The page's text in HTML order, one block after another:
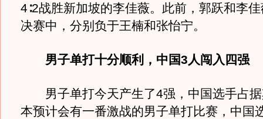
4∶2战胜新加坡的李佳薇。此前，郭跃和李
决赛中，分别负于王楠和张怡宁。
男子单打十分顺利，中国3人闯入四强
男子单打今天产生了4强，中国选手占据
本预计会有一番激战的男子单打比赛，中国